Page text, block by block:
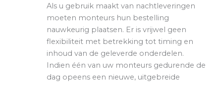
Als u gebruik maakt van nachtleveringen
moeten monteurs hun bestelling
nauwkeurig plaatsen. Er is vrijwel geen
flexibiliteit met betrekking tot timing en
inhoud van de geleverde onderdelen.
Indien één van uw monteurs gedurende de
dag opeens een nieuwe, uitgebreide